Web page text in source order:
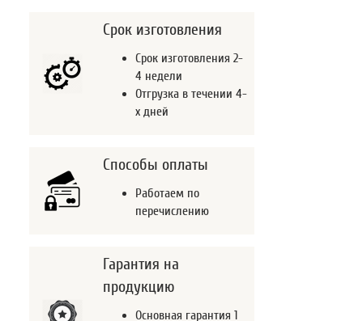
Срок изготовления
Срок изготовления 2-
4 недели
Отгрузка в течении 4-
х дней
Способы оплаты
Работаем по
перечислению
Гарантия на
продукцию
Основная гарантия 1